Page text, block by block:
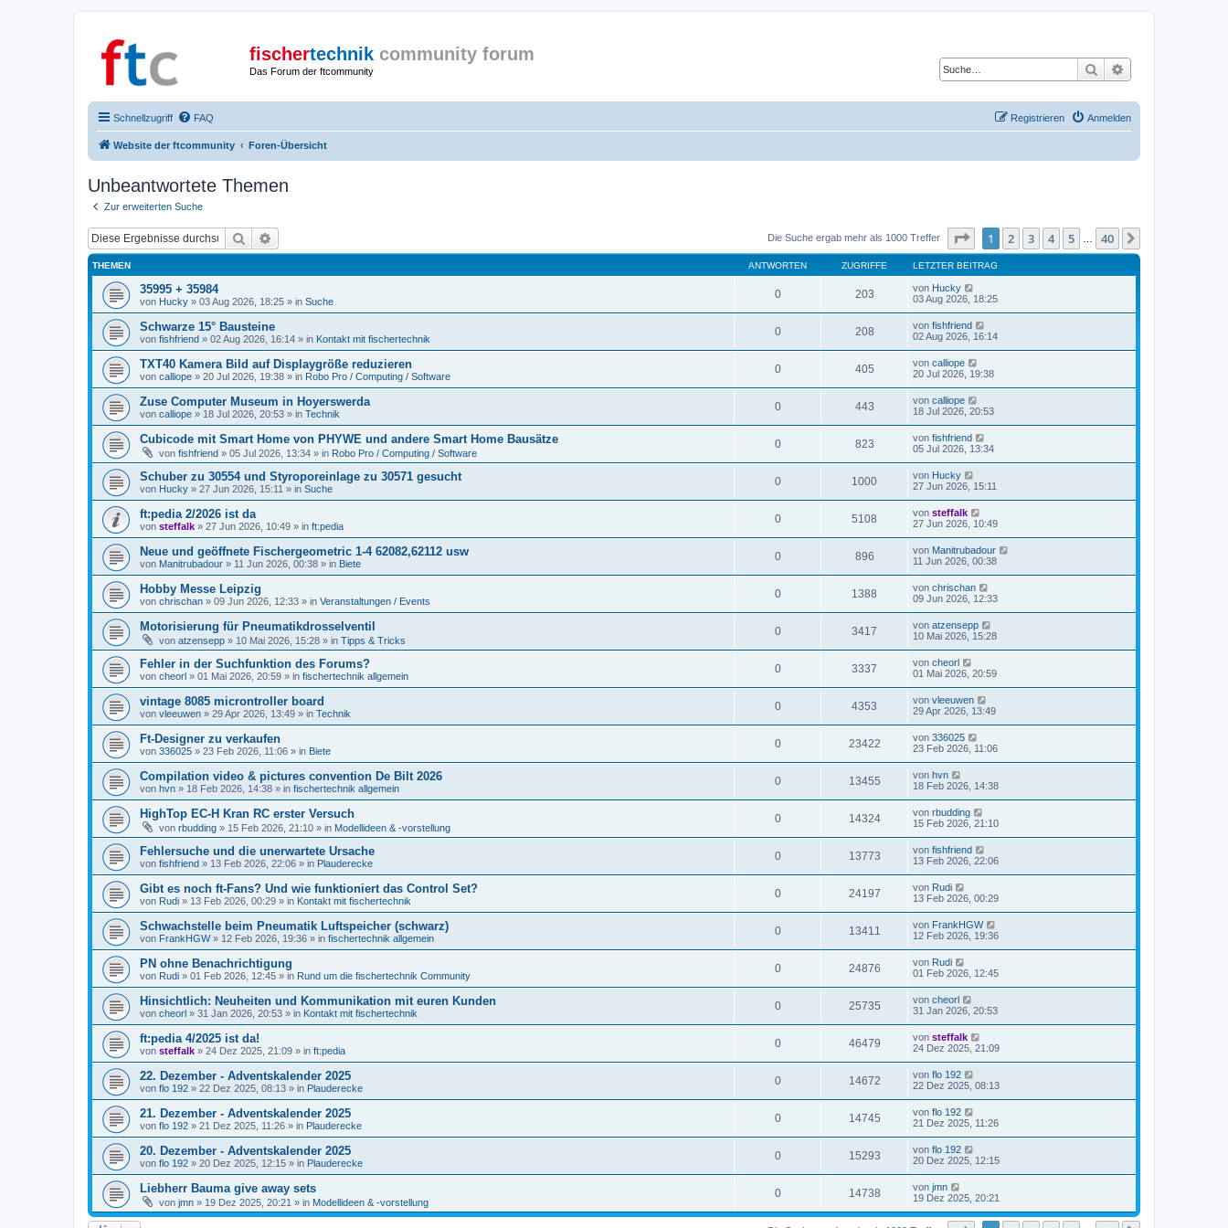
fischertechnik community forum
Das Forum der ftcommunity Suche
Schnellzugriff FAQ Anmelden
Registrieren
Website der ftcommunity Foren-Übersicht
Unbeantwortete Themen
Zur erweiterten Suche
Suche Die Suche ergab mehr als 1000 Treffer Seite von40
1 2 3 4 5 40
THEMEN ANTWORTEN ZUGRIFFE LETZTER BEITRAG
35995 + 35984
von Hucky » 03 Aug 2026, 18:25 » in Suche
0 203 von Hucky
03 Aug 2026, 18:25
Schwarze 15° Bausteine
von fishfriend » 02 Aug 2026, 16:14 » in Kontakt mit fischertechnik
0 208 von fishfriend
02 Aug 2026, 16:14
TXT40 Kamera Bild auf Displaygröße reduzieren
von calliope » 20 Jul 2026, 19:38 » in Robo Pro / Computing / Software
0 405 von calliope
20 Jul 2026, 19:38
Zuse Computer Museum in Hoyerswerda
von calliope » 18 Jul 2026, 20:53 » in Technik
0 443 von calliope
18 Jul 2026, 20:53
Cubicode mit Smart Home von PHYWE und andere Smart Home Bausätze
von fishfriend » 05 Jul 2026, 13:34 » in Robo Pro / Computing / Software
0 823 von fishfriend
05 Jul 2026, 13:34
Schuber zu 30554 und Styroporeinlage zu 30571 gesucht
von Hucky » 27 Jun 2026, 15:11 » in Suche
0 1000 von Hucky
27 Jun 2026, 15:11
ft:pedia 2/2026 ist da
von steffalk » 27 Jun 2026, 10:49 » in ft:pedia
0 5108 von steffalk
27 Jun 2026, 10:49
Neue und geöffnete Fischergeometric 1-4 62082,62112 usw
von Manitrubadour » 11 Jun 2026, 00:38 » in Biete
0 896 von Manitrubadour
11 Jun 2026, 00:38
Hobby Messe Leipzig
von chrischan » 09 Jun 2026, 12:33 » in Veranstaltungen / Events
0 1388 von chrischan
09 Jun 2026, 12:33
Motorisierung für Pneumatikdrosselventil
von atzensepp » 10 Mai 2026, 15:28 » in Tipps & Tricks
0 3417 von atzensepp
10 Mai 2026, 15:28
Fehler in der Suchfunktion des Forums?
von cheorl » 01 Mai 2026, 20:59 » in fischertechnik allgemein
0 3337 von cheorl
01 Mai 2026, 20:59
vintage 8085 microntroller board
von vleeuwen » 29 Apr 2026, 13:49 » in Technik
0 4353 von vleeuwen
29 Apr 2026, 13:49
Ft-Designer zu verkaufen
von 336025 » 23 Feb 2026, 11:06 » in Biete
0 23422 von 336025
23 Feb 2026, 11:06
Compilation video & pictures convention De Bilt 2026
von hvn » 18 Feb 2026, 14:38 » in fischertechnik allgemein
0 13455 von hvn
18 Feb 2026, 14:38
HighTop EC-H Kran RC erster Versuch
von rbudding » 15 Feb 2026, 21:10 » in Modellideen & -vorstellung
0 14324 von rbudding
15 Feb 2026, 21:10
Fehlersuche und die unerwartete Ursache
von fishfriend » 13 Feb 2026, 22:06 » in Plauderecke
0 13773 von fishfriend
13 Feb 2026, 22:06
Gibt es noch ft-Fans? Und wie funktioniert das Control Set?
von Rudi » 13 Feb 2026, 00:29 » in Kontakt mit fischertechnik
0 24197 von Rudi
13 Feb 2026, 00:29
Schwachstelle beim Pneumatik Luftspeicher (schwarz)
von FrankHGW» 12 Feb 2026, 19:36 » in fischertechnik allgemein
0 13411 von FrankHGW
12 Feb 2026, 19:36
PN ohne Benachrichtigung
von Rudi » 01 Feb 2026, 12:45 » in Rund um die fischertechnik Community
0 24876 von Rudi
01 Feb 2026, 12:45
Hinsichtlich: Neuheiten und Kommunikation mit euren Kunden
von cheorl » 31 Jan 2026, 20:53 » in Kontakt mit fischertechnik
0 25735 von cheorl
31 Jan 2026, 20:53
ft:pedia 4/2025 ist da!
von steffalk » 24 Dez 2025, 21:09 » in ft:pedia
0 46479 von steffalk
24 Dez 2025, 21:09
22. Dezember - Adventskalender 2025
von flo 192 » 22 Dez 2025, 08:13 » in Plauderecke
0 14672 von flo 192
22 Dez 2025, 08:13
21. Dezember - Adventskalender 2025
von flo 192 » 21 Dez 2025, 11:26 » in Plauderecke
0 14745 von flo 192
21 Dez 2025, 11:26
20. Dezember - Adventskalender 2025
von flo 192 » 20 Dez 2025, 12:15 » in Plauderecke
0 15293 von flo 192
20 Dez 2025, 12:15
Liebherr Bauma give away sets
von jmn » 19 Dez 2025, 20:21 » in Modellideen & -vorstellung
0 14738 von jmn
19 Dez 2025, 20:21